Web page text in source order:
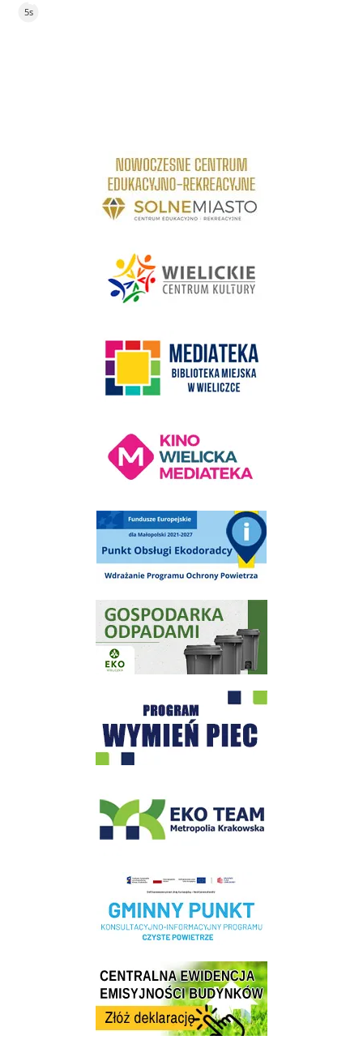
4s
link do strony Centrum Edukacyjno Rekreacyjne
Punkt Obsługi Ekodoradcy Wieliczka
Gospodarka odpadami na terenie Miasta i Gminy Wieliczka
Program "Czyste Powietrze" - Wieliczka
Realizacja Programu Czyste Powietrze w Gminie Wieliczka
Centrala Ewidencja Emisyjności Budynków - złóż deklarację